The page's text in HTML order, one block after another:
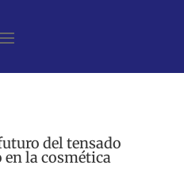
del tensado
la cosmética